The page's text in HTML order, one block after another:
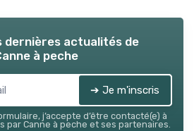
dernières actualités de
à peche
➔ Je m'inscris
j’accepte d’être contacté(e) à
par Canne à peche et ses partenaires.